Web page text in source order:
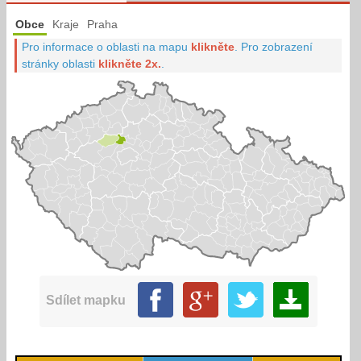
Obce Kraje Praha
Pro informace o oblasti na mapu klikněte Pro zobrazení
stránky oblasti klikněte 2x.
Sdílet mapku